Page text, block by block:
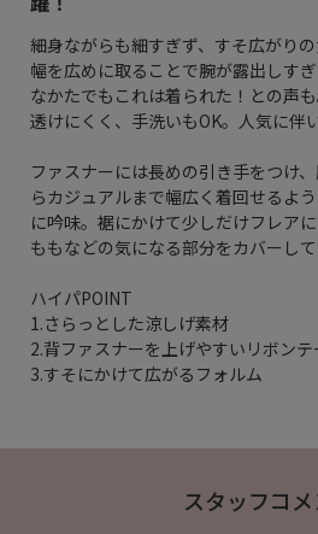
細身ながらも細すぎず、すそ広がり
幅を広めに取ることで腕が露出しす
なかたでもこれは着られた！との声
透けにくく、手洗いもOK。人気に伴
ファスナーには長めの引き手をつけ
らカジュアルまで幅広く着回せるよ
に吟味。裾にかけて少しだけフレア
ももなどの気になる部分をカバーして
ハイパPOINT
1.さらっとした涼しげ素材
2.背ファスナーを上げやすいリボンテ
3.すそにかけて広がるフォルム
スタッフコメ